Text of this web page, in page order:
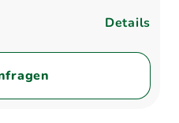
Details